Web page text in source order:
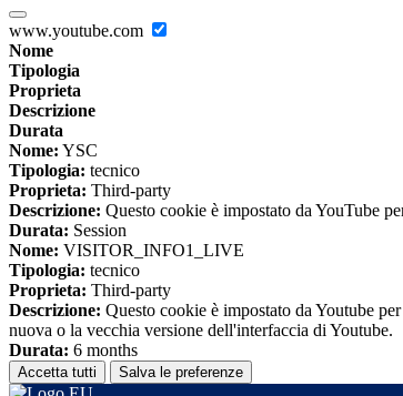
www.youtube.com
Nome
Tipologia
Proprieta
Descrizione
Durata
Nome: YSC
Tipologia: tecnico
Proprieta: Third-party
Descrizione: Questo cookie è impostato da YouTube
Durata: Session
Nome: VISITOR_INFO1_LIVE
Tipologia: tecnico
Proprieta: Third-party
Descrizione: Questo cookie è impostato da Youtube
nuova o la vecchia versione dell'interfaccia di Youtube.
Durata: 6 months
Accetta tutti Salva le preferenze